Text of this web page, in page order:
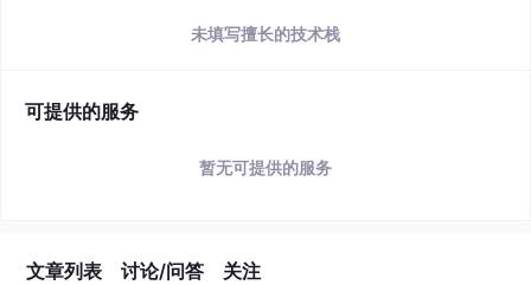
未填写擅长的技术栈
可提供的服务
暂无可提供的服务
文章列表 讨论/问答 关注